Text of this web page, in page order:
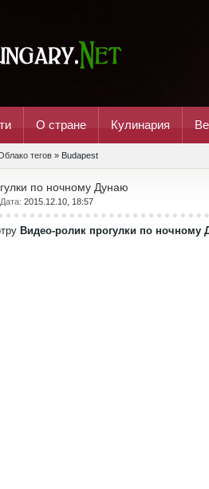
О стране Кулинария
тегов » Budapest
по ночному Дунаю
Дата: 2015.12.10, 18:57
Видео-ролик прогулки по ночному